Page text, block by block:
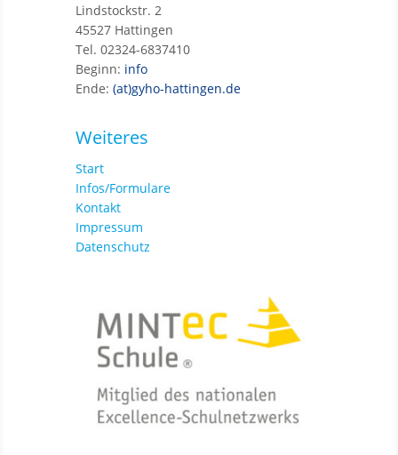
Lindstockstr. 2
45527 Hattingen
Tel. 02324-6837410
Beginn: info
Ende: (at)gyho-hattingen.de
Weiteres
Start
Infos/Formulare
Kontakt
Impressum
Datenschutz